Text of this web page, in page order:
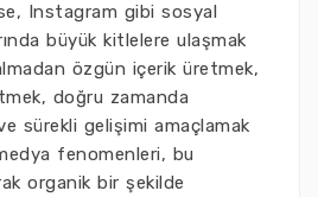
Instagram gibi sosyal
büyük kitlelere ulaşmak
özgün içerik üretmek,
doğru zamanda
sürekli gelişimi amaçlamak
fenomenleri, bu
organik bir şekilde